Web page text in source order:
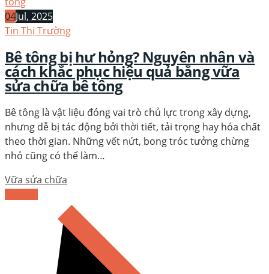
04Jul, 2025
Tin Thị Trường
Bê tông bị hư hỏng? Nguyên nhân và
cách khắc phục hiệu quả bằng vữa
sửa chữa bê tông
Bê tông là vật liệu đóng vai trò chủ lực trong xây dựng,
nhưng dễ bị tác động bởi thời tiết, tải trọng hay hóa chất
theo thời gian. Những vết nứt, bong tróc tưởng chừng
nhỏ cũng có thể làm…
Vữa sửa chữa